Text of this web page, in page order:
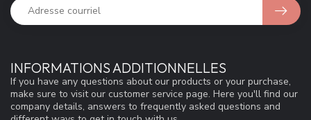
INFORMATIONS ADDITIONNELLES
If you have any questions about our products or your purchase,
make sure to visit our customer service page. Here you'll find our
company details, answers to frequently asked questions and